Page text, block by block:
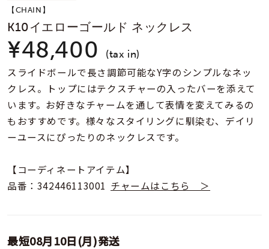
ファッションテイス
ト
着用シーン
コレクション
リングサイズ
【CHAIN】
K10イエローゴールド ネックレス
¥48,400 (tax in)
スライドボールで長さ調節可能なY字のシンプルなネッ
クレス。トップにはテクスチャーの入ったバーを添えて
います。お好きなチャームを通して表情を変えてみるの
もおすすめです。様々なスタイリングに馴染む、デイリ
ーユースにぴったりのネックレスです。
【コーディネートアイテム】
品番：342446113001 チャームはこちら ＞
最短08月10日(月)発送